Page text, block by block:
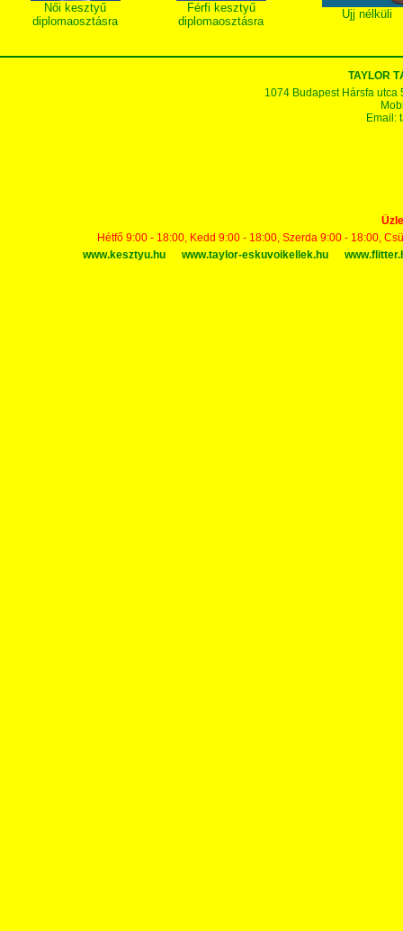
Női kesztyű
diplomaosztásra
Férfi kesztyű
diplomaosztásra
Ujj nélküli
TAYLOR
1074 Budapest Hársfa utca
Email:
Hétfő 9:00 - 18:00, Kedd 9:00 - 18:00, Szerda 9:00 - 18:00,
www.kesztyu.hu
www.taylor-eskuvoikellek.hu